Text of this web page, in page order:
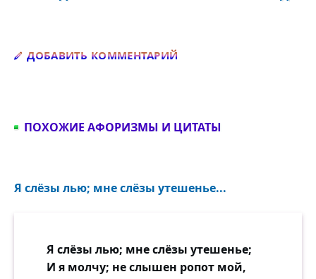
ДОБАВИТЬ КОММЕНТАРИЙ
ПОХОЖИЕ АФОРИЗМЫ И ЦИТАТЫ
Я слёзы лью; мне слёзы утешенье...
Я слёзы лью; мне слёзы утешенье;
И я молчу; не слышен ропот мой,